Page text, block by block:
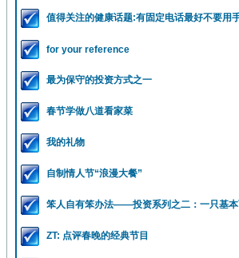
值得关注的健康话题:有固定电话最好不要用
for your reference
最为保守的投资方式之一
春节学做八道看家菜
我的礼物
自制情人节“浪漫大餐”
笨人自有笨办法——投资系列之二：一只基本
ZT: 点评春晚的经典节目